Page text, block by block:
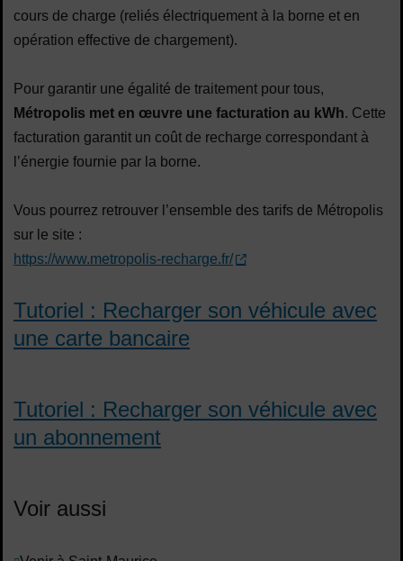
cours de charge (reliés électriquement à la borne et en
opération effective de chargement).
Pour garantir une égalité de traitement pour tous,
Métropolis met en œuvre une facturation au kWh. Cette
facturation garantit un coût de recharge correspondant à
l’énergie fournie par la borne.
Vous pourrez retrouver l’ensemble des tarifs de Métropolis
sur le site :
https://www.metropolis-recharge.fr/
Tutoriel : Recharger son véhicule avec
une carte bancaire
Tutoriel : Recharger son véhicule avec
un abonnement
Voir aussi